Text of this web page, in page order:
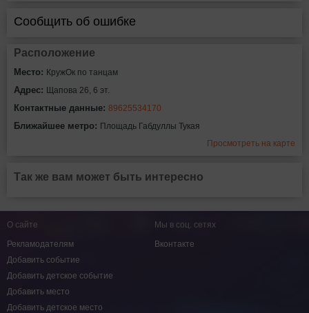
Сообщить об ошибке
Расположение
Место: КружОк по танцам
Адрес: Щапова 26, 6 эт.
Контактные данные: 89625534170
Ближайшее метро: Площадь Габдуллы Тукая
Просмотреть на карте
Так же вам может быть интересно
О сайте
Рекламодателям
Добавить событие
Добавить детское событие
Добавить место
Добавить детское место
Мы в соц. сетях
Вконтакте